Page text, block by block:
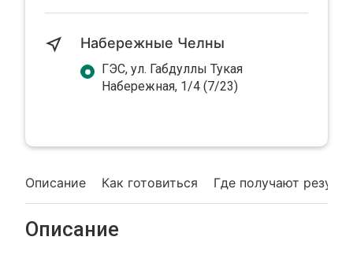
Описание Как готовиться Где получают
Описание
Набережные Челны
ГЭС, ул. Габдуллы Тукая
Набережная, 1/4 (7/23)